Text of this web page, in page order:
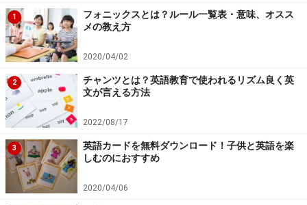
1
フォニックスとは？ルール一覧表・意味、オスス
メの教え方
2020/04/02
2
チャンツとは？英語教育で使われるリズム良く英
文が言える方法
2022/08/17
3
英語カードを無料ダウンロード！子供と英語を楽
しむのにおすすめ
2020/04/06